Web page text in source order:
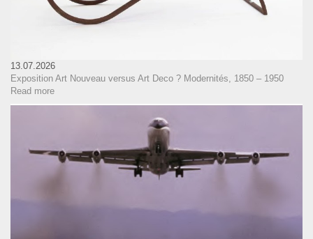
13.07.2026
Exposition Art Nouveau versus Art Deco ? Modernités, 1850 – 1950
Read more